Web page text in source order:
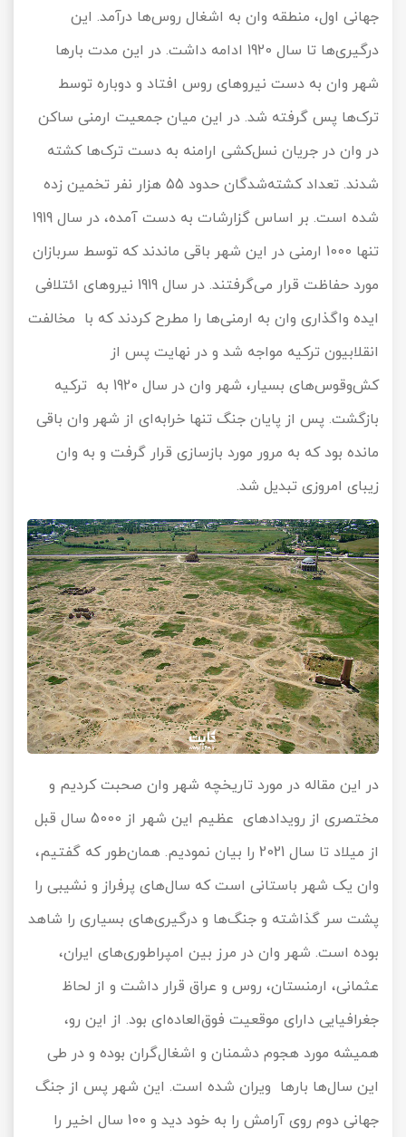
جهانی اول، منطقه وان به اشغال روس‌ها درآمد. این
درگیری‌ها تا سال 1920 ادامه داشت. در این مدت بارها
شهر وان به دست نیروهای روس افتاد و دوباره توسط
ترک‌ها پس گرفته شد. در این میان جمعیت ارمنی ساکن
در وان در جریان نسل‌کشی ارامنه به دست ترک‌ها کشته
شدند. تعداد کشته‌شدگان حدود 55 هزار نفر تخمین زده
شده است. بر اساس گزارشات به دست آمده، در سال 1919
تنها 1000 ارمنی در این شهر باقی ماندند که توسط سربازان
مورد حفاظت قرار می‌گرفتند. در سال 1919 نیروهای ائتلافی
ایده واگذاری وان به ارمنی‌ها را مطرح کردند که با مخالفت
انقلابیون ترکیه مواجه شد و در نهایت پس از
کش‌وقوس‌های بسیار، شهر وان در سال 1920 به ترکیه
بازگشت. پس از پایان جنگ تنها خرابه‌ای از شهر وان باقی
مانده بود که به مرور مورد بازسازی قرار گرفت و به وان
زیبای امروزی تبدیل شد.
در این مقاله در مورد تاریخچه شهر وان صحبت کردیم و
مختصری از رویدادهای عظیم این شهر از 5000 سال قبل
از میلاد تا سال 2021 را بیان نمودیم. همان‌طور که گفتیم،
وان یک شهر باستانی است که سال‌های پرفراز و نشیبی را
پشت سر گذاشته و جنگ‌ها و درگیری‌های بسیاری را شاهد
بوده است. شهر وان در مرز بین امپراطوری‌های ایران،
عثمانی، ارمنستان، روس و عراق قرار داشت و از لحاظ
جغرافیایی دارای موقعیت فوق‌العاده‌ای بود. از این رو،
همیشه مورد هجوم دشمنان و اشغال‌گران بوده و در طی
این سال‌ها بارها ویران شده است. این شهر پس از جنگ
جهانی دوم روی آرامش را به خود دید و 100 سال اخیر را